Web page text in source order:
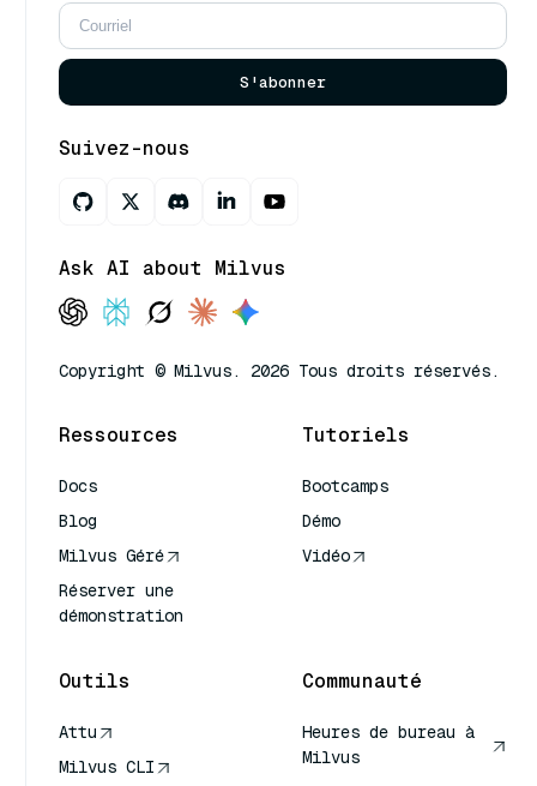
S'abonner
Suivez-nous
Ask AI about Milvus
Copyright © Milvus. 2026 Tous droits réservés.
Ressources
Docs
Blog
Milvus Géré
Réserver une
démonstration
Tutoriels
Bootcamps
Démo
Vidéo
Outils
Attu
Milvus CLI
Communauté
Heures de bureau à
Milvus